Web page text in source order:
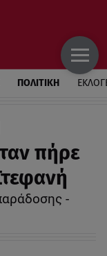
ΠΟΛΙΤΙΚΗ
πήρε
-